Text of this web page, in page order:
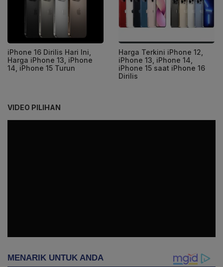
iPhone 16 Dirilis Hari Ini,
Harga iPhone 13, iPhone
14, iPhone 15 Turun
Harga Terkini iPhone 12,
iPhone 13, iPhone 14,
iPhone 15 saat iPhone 16
Dirilis
VIDEO PILIHAN